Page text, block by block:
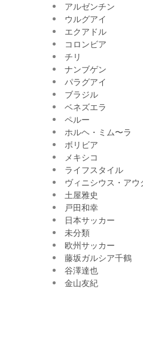
アルゼンチン
ウルグアイ
エクアドル
コロンビア
チリ
ナンブゲン
パラグアイ
ブラジル
ベネズエラ
ペルー
ホルヘ・ミム〜ラ
ボリビア
メキシコ
ライフスタイル
ヴィニシウス・ア
土屋雅史
戸田和幸
日本サッカー
未分類
欧州サッカー
藤坂ガルシア千鶴
谷澤達也
金山友紀